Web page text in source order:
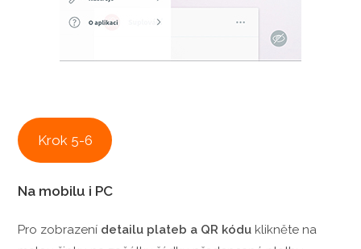
Krok 5-6
Na mobilu i PC
Pro zobrazení detailu plateb a QR kódu klikněte na